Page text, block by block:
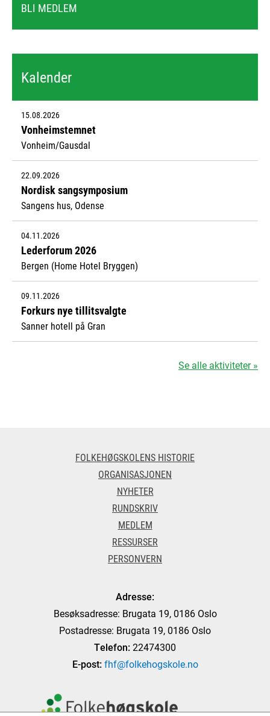
BLI MEDLEM
Kalender
15.08.2026
Vonheimstemnet
Vonheim/Gausdal
22.09.2026
Nordisk sangsymposium
Sangens hus, Odense
04.11.2026
Lederforum 2026
Bergen (Home Hotel Bryggen)
09.11.2026
Forkurs nye tillitsvalgte
Sanner hotell på Gran
Se alle aktiviteter »
FOLKEHØGSKOLENS HISTORIE
ORGANISASJONEN
NYHETER
RUNDSKRIV
MEDLEM
RESSURSER
PERSONVERN
Adresse:
Besøksadresse: Brugata 19, 0186 Oslo
Postadresse: Brugata 19, 0186 Oslo
Telefon: 22474300
E-post: fhf@folkehogskole.no